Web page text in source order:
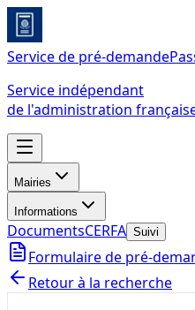
Service de pré-demande
Service indépendant
de l'administration
Mairies
Informations
DocumentsCERFA Suivi
Formulaire de pré-
Retour à la recherche